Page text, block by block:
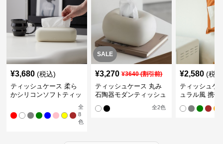
¥3,680 (税込)
ティッシュケース 柔ら
かシリコンソフトティッ
全
8
色
SALE
¥3,270 ¥3640(割引前)
ティッシュケース 丸み
石陶器モダンティッシュ
全2色
¥2,580 (税
ティッシュケ
ュラル風 携帯